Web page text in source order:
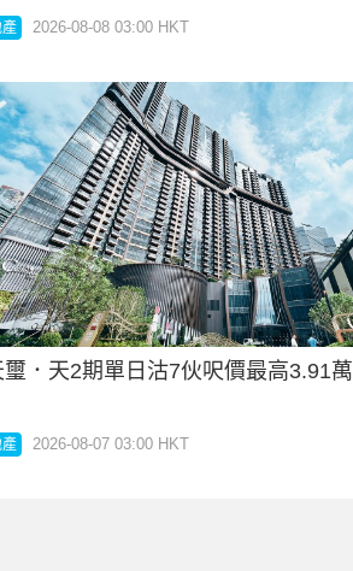
2026-08-08 03:00 HKT
璽．天2期單日沽7伙呎價最高3.91萬
2026-08-07 03:00 HKT